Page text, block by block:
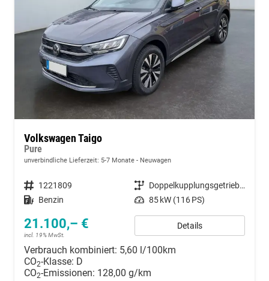
Volkswagen Taigo
Pure
unverbindliche Lieferzeit: 5-7 Monate Neuwagen
Fahrzeugnummer 1221809 Getriebe
Doppelkupplungsgetriebe (DSG)
Kraftstoff Benzin Leistung 85 kW (116 PS)
21.100,– €
incl. 19% MwSt.
Details
Verbrauch kombiniert: 5,60 l/100km
CO2-Klasse: D
CO2-Emissionen: 128,00 g/km